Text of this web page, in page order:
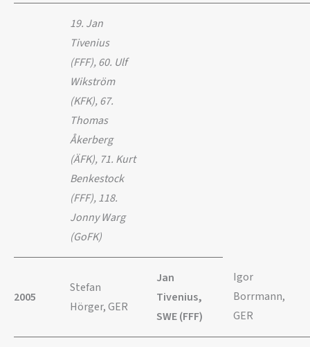
19. Jan
Tivenius
(FFF), 60. Ulf
Wikström
(KFK), 67.
Thomas
Åkerberg
(ÄFK), 71. Kurt
Benkestock
(FFF), 118.
Jonny Warg
(GoFK)
2005
Stefan
Hörger, GER
Jan
Tivenius,
SWE (FFF)
Igor
Borrmann,
GER